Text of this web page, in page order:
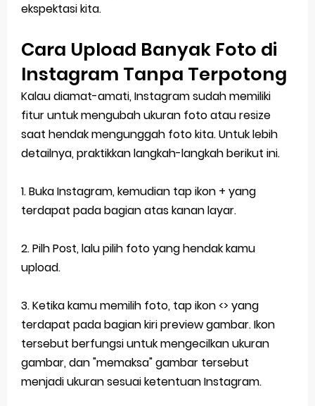
ekspektasi kita.
Cara Upload Banyak Foto di
Instagram Tanpa Terpotong
Kalau diamat-amati, Instagram sudah memiliki
fitur untuk mengubah ukuran foto atau resize
saat hendak mengunggah foto kita. Untuk lebih
detailnya, praktikkan langkah-langkah berikut ini.
1. Buka Instagram, kemudian tap ikon + yang
terdapat pada bagian atas kanan layar.
2. Pilh Post, lalu pilih foto yang hendak kamu
upload.
3. Ketika kamu memilih foto, tap ikon <> yang
terdapat pada bagian kiri preview gambar. Ikon
tersebut berfungsi untuk mengecilkan ukuran
gambar, dan "memaksa" gambar tersebut
menjadi ukuran sesuai ketentuan Instagram.